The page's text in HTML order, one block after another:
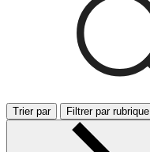
Trier par Filtrer par rubrique